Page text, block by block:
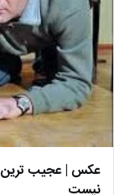
عکس | عجیب ترین